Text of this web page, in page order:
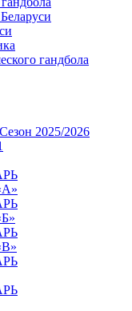
гандбола
2025/2026